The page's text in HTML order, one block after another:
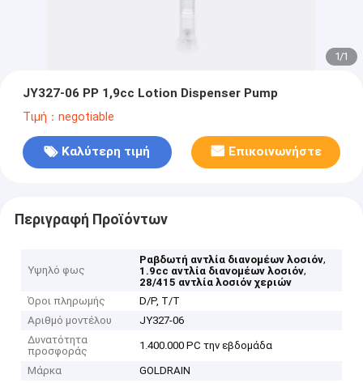
1/1
JY327-06 PP 1,9cc Lotion Dispenser Pump
Τιμή：negotiable
Καλύτερη τιμή Επικοινωνήστε
Περιγραφή Προϊόντων
Υψηλό φως
Ραβδωτή αντλία διανομέων λοσιόν,
1.9cc αντλία διανομέων λοσιόν,
28/415 αντλία λοσιόν χεριών
Όροι πληρωμής
D/P, T/T
Αριθμό μοντέλου
JY327-06
Δυνατότητα
προσφοράς
1.400.000 PC την εβδομάδα
Μάρκα GOLDRAIN